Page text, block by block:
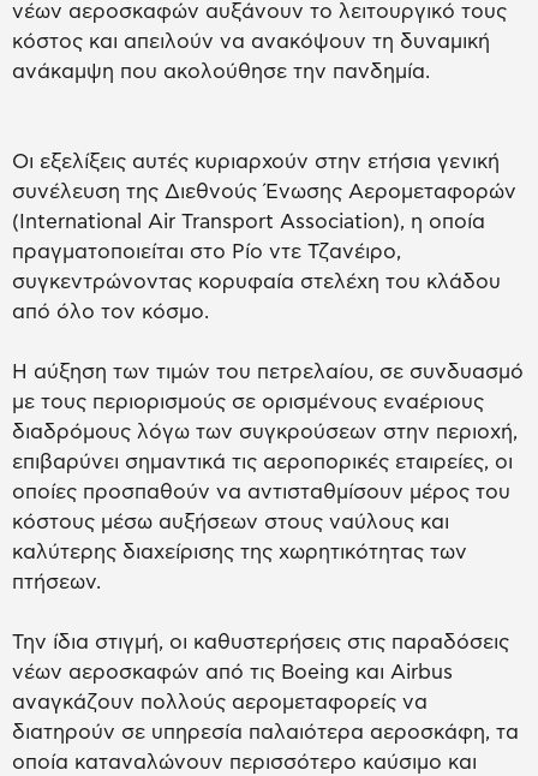
νέων αεροσκαφών αυξάνουν το λειτουργικό τους
κόστος και απειλούν να ανακόψουν τη δυναμική
ανάκαμψη που ακολούθησε την πανδημία.
Οι εξελίξεις αυτές κυριαρχούν στην ετήσια γενική
συνέλευση της Διεθνούς Ένωσης Αερομεταφορών
(International Air Transport Association), η οποία
πραγματοποιείται στο Ρίο ντε Τζανέιρο,
συγκεντρώνοντας κορυφαία στελέχη του κλάδου
από όλο τον κόσμο.
Η αύξηση των τιμών του πετρελαίου, σε συνδυασμό
με τους περιορισμούς σε ορισμένους εναέριους
διαδρόμους λόγω των συγκρούσεων στην περιοχή,
επιβαρύνει σημαντικά τις αεροπορικές εταιρείες, οι
οποίες προσπαθούν να αντισταθμίσουν μέρος του
κόστους μέσω αυξήσεων στους ναύλους και
καλύτερης διαχείρισης της χωρητικότητας των
πτήσεων.
Την ίδια στιγμή, οι καθυστερήσεις στις παραδόσεις
νέων αεροσκαφών από τις Boeing και Airbus
αναγκάζουν πολλούς αερομεταφορείς να
διατηρούν σε υπηρεσία παλαιότερα αεροσκάφη, τα
οποία καταναλώνουν περισσότερο καύσιμο και